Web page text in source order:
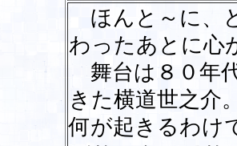
ほんと～に、
わったあとに心
舞台は８０年
きた横道世之介
何が起きるわけ